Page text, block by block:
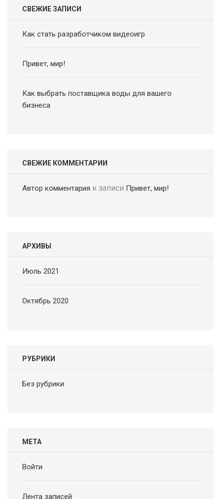
СВЕЖИЕ ЗАПИСИ
Как стать разработчиком видеоигр
Привет, мир!
Как выбрать поставщика воды для вашего
бизнеса
СВЕЖИЕ КОММЕНТАРИИ
Автор комментария к записи Привет, мир!
АРХИВЫ
Июль 2021
Октябрь 2020
РУБРИКИ
Без рубрики
МЕТА
Войти
Лента записей